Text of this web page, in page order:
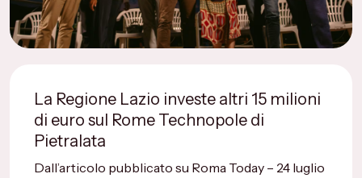
La Regione Lazio investe altri 15 milioni
di euro sul Rome Technopole di
Pietralata
Dall’articolo pubblicato su Roma Today – 24 luglio